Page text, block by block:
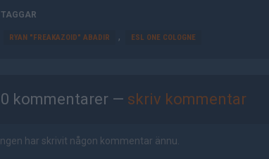
TAGGAR
RYAN "FREAKAZOID" ABADIR , ESL ONE COLOGNE
0 kommentarer — skriv kommentar
Ingen har skrivit någon kommentar ännu.